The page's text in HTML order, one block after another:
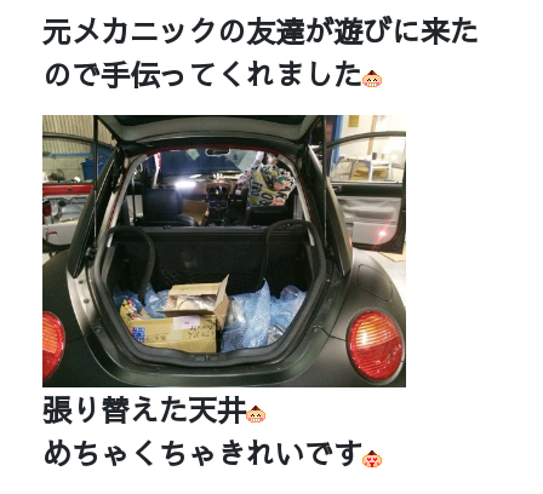
元メカニックの友達が遊びに来た
ので手伝ってくれました
張り替えた天井
めちゃくちゃきれいです